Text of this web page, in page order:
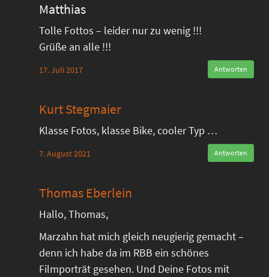
Matthias
Tolle Fottos – leider nur zu wenig !!!
Grüße an alle !!!
17. Juli 2017 Antworten
Kurt Stegmaier
Klasse Fotos, klasse Bike, cooler Typ …
7. August 2021 Antworten
Thomas Eberlein
Hallo, Thomas,
Marzahn hat mich gleich neugierig gemacht –
denn ich habe da im RBB ein schönes
Filmporträt gesehen. Und Deine Fotos mit